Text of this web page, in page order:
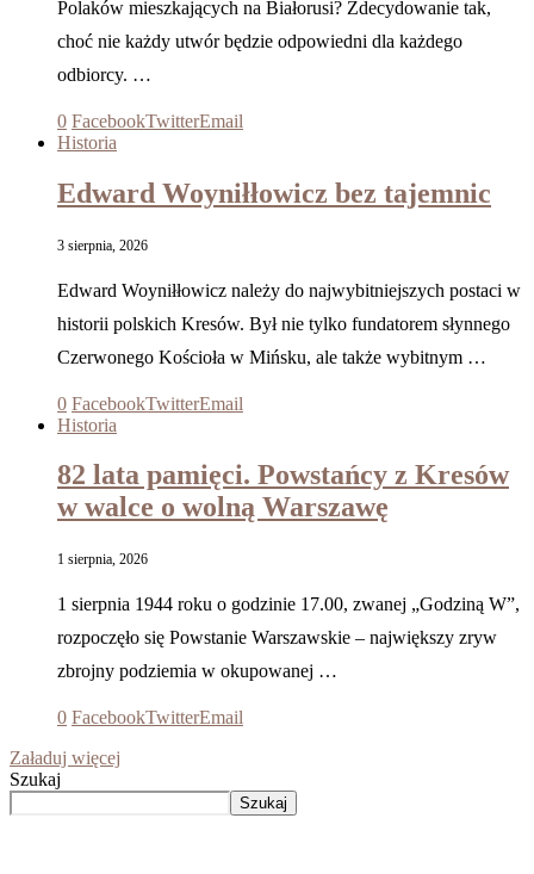
Polaków mieszkających na Białorusi? Zdecydowanie tak,
choć nie każdy utwór będzie odpowiedni dla każdego
odbiorcy. …
0 FacebookTwitterEmail
Historia
Edward Woyniłłowicz bez tajemnic
3 sierpnia, 2026
Edward Woyniłłowicz należy do najwybitniejszych postaci w
historii polskich Kresów. Był nie tylko fundatorem słynnego
Czerwonego Kościoła w Mińsku, ale także wybitnym …
0 FacebookTwitterEmail
Historia
82 lata pamięci. Powstańcy z Kresów
w walce o wolną Warszawę
1 sierpnia, 2026
1 sierpnia 1944 roku o godzinie 17.00, zwanej „Godziną W”,
rozpoczęło się Powstanie Warszawskie – największy zryw
zbrojny podziemia w okupowanej …
0 FacebookTwitterEmail
Załaduj więcej
Szukaj
Szukaj